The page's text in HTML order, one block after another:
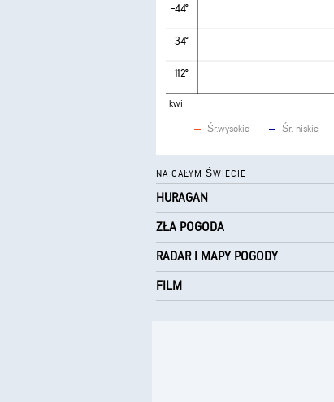
-44°
34°
112°
kwi
Śr.wysokie Śr. niskie
NA CAŁYM ŚWIECIE
HURAGAN
ZŁA POGODA
RADAR I MAPY POGODY
FILM